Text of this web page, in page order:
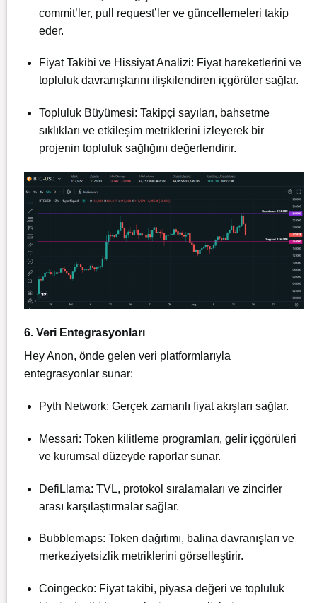
commit’ler, pull request’ler ve güncellemeleri takip
eder.
Fiyat Takibi ve Hissiyat Analizi: Fiyat hareketlerini ve
topluluk davranışlarını ilişkilendiren içgörüler sağlar.
Topluluk Büyümesi: Takipçi sayıları, bahsetme
sıklıkları ve etkileşim metriklerini izleyerek bir
projenin topluluk sağlığını değerlendirir.
6. Veri Entegrasyonları
Hey Anon, önde gelen veri platformlarıyla
entegrasyonlar sunar:
Pyth Network: Gerçek zamanlı fiyat akışları sağlar.
Messari: Token kilitleme programları, gelir içgörüleri
ve kurumsal düzeyde raporlar sunar.
DefiLlama: TVL, protokol sıralamaları ve zincirler
arası karşılaştırmalar sağlar.
Bubblemaps: Token dağıtımı, balina davranışları ve
merkeziyetsizlik metriklerini görselleştirir.
Coingecko: Fiyat takibi, piyasa değeri ve topluluk